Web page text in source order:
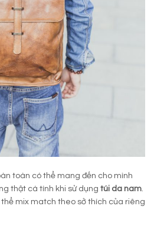
toàn có thể mang đến cho mình
thật cá tính khi sử dụng túi da nam.
mix match theo sở thích của riêng